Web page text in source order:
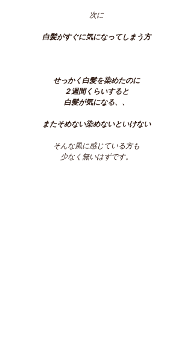
次に
白髪がすぐに気になってしまう方
せっかく白髪を染めたのに
２週間くらいすると
白髪が気になる、、
またそめない染めないといけない
そんな風に感じている方も
少なく無いはずです。